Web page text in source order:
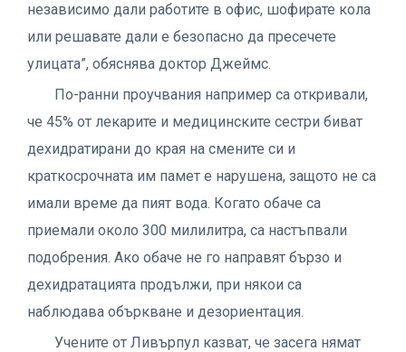
независимо дали работите в офис, шофирате кола
или решавате дали е безопасно да пресечете
улицата”, обяснява доктор Джеймс.
По-ранни проучвания например са откривали,
че 45% от лекарите и медицинските сестри биват
дехидратирани до края на смените си и
краткосрочната им памет е нарушена, защото не са
имали време да пият вода. Когато обаче са
приемали около 300 милилитра, са настъпвали
подобрения. Ако обаче не го направят бързо и
дехидратацията продължи, при някои са
наблюдава объркване и дезориентация.
Учените от Ливърпул казват, че засега нямат